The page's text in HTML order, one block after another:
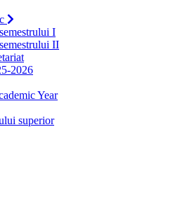
I
II
2026
Year
superior